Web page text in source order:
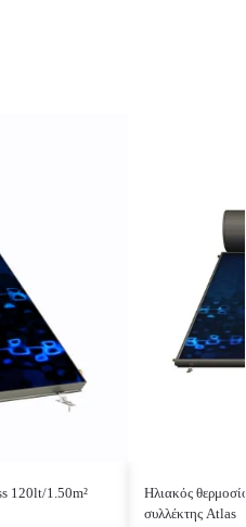
120lt/1.50m²
Ηλιακός
συλλέκτης Atlas